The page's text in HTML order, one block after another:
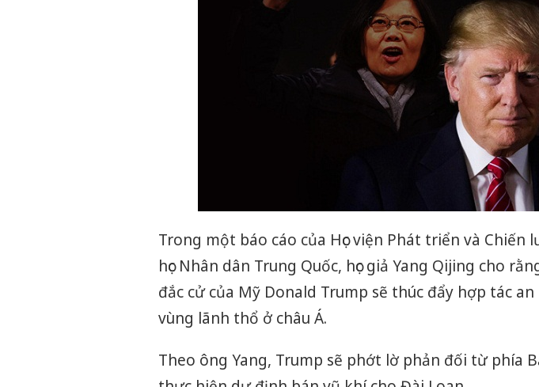
Trong một báo cáo của Học viện Phát triển và Chiến
học Nhân dân Trung Quốc, học giả Yang Qijing cho
đắc cử của Mỹ Donald Trump sẽ thúc đẩy hợp tác
vùng lãnh thổ ở châu Á.
Theo ông Yang, Trump sẽ phớt lờ phản đối từ phía